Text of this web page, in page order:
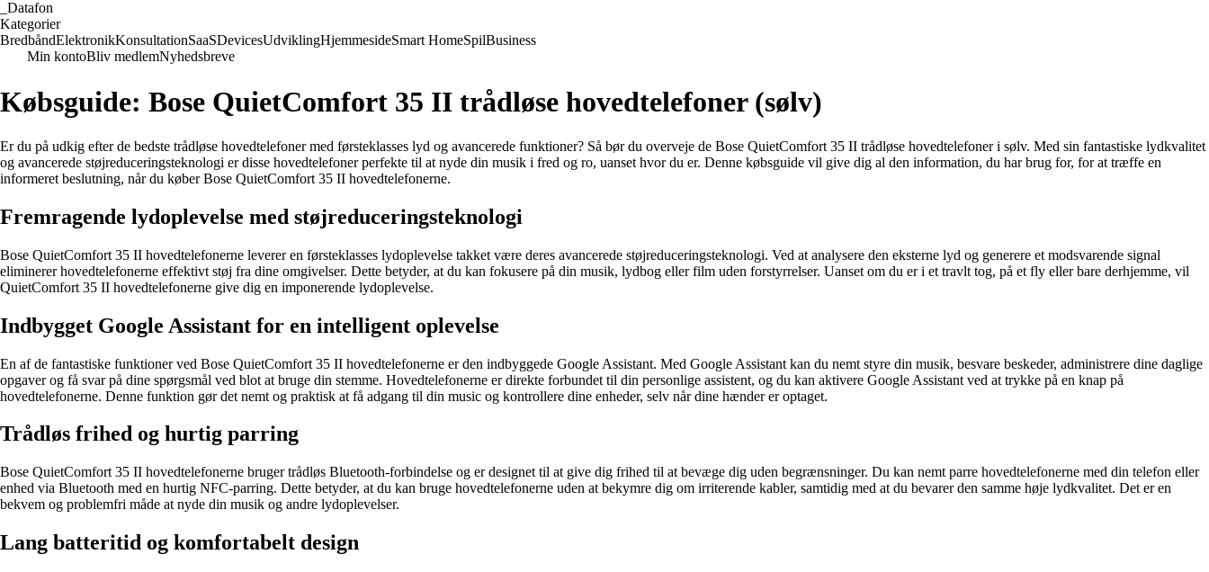
Datafon
Kategorier
BredbåndElektronikKonsultationSaaSDevicesUdviklingHjemmesideSmart HomeSpilBusiness
Min kontoBliv medlemNyhedsbreve
Købsguide: Bose QuietComfort 35 II trådløse hovedtelefoner (sølv)
Er du på udkig efter de bedste trådløse hovedtelefoner med førsteklasses lyd og avancerede funktioner? Så bør du overveje de Bose QuietComfort 35 II trådløse hovedtelefoner i sølv. Med sin fantastiske lydkvalitet
og avancerede støjreduceringsteknologi er disse hovedtelefoner perfekte til at nyde din musik i fred og ro, uanset hvor du er. Denne købsguide vil give dig al den information, du har brug for, for at træffe en
informeret beslutning, når du køber Bose QuietComfort 35 II hovedtelefonerne.
Fremragende lydoplevelse med støjreduceringsteknologi
Bose QuietComfort 35 II hovedtelefonerne leverer en førsteklasses lydoplevelse takket være deres avancerede støjreduceringsteknologi. Ved at analysere den eksterne lyd og generere et modsvarende signal
eliminerer hovedtelefonerne effektivt støj fra dine omgivelser. Dette betyder, at du kan fokusere på din musik, lydbog eller film uden forstyrrelser. Uanset om du er i et travlt tog, på et fly eller bare derhjemme, vil
QuietComfort 35 II hovedtelefonerne give dig en imponerende lydoplevelse.
Indbygget Google Assistant for en intelligent oplevelse
En af de fantastiske funktioner ved Bose QuietComfort 35 II hovedtelefonerne er den indbyggede Google Assistant. Med Google Assistant kan du nemt styre din musik, besvare beskeder, administrere dine daglige
opgaver og få svar på dine spørgsmål ved blot at bruge din stemme. Hovedtelefonerne er direkte forbundet til din personlige assistent, og du kan aktivere Google Assistant ved at trykke på en knap på
hovedtelefonerne. Denne funktion gør det nemt og praktisk at få adgang til din music og kontrollere dine enheder, selv når dine hænder er optaget.
Trådløs frihed og hurtig parring
Bose QuietComfort 35 II hovedtelefonerne bruger trådløs Bluetooth-forbindelse og er designet til at give dig frihed til at bevæge dig uden begrænsninger. Du kan nemt parre hovedtelefonerne med din telefon eller
enhed via Bluetooth med en hurtig NFC-parring. Dette betyder, at du kan bruge hovedtelefonerne uden at bekymre dig om irriterende kabler, samtidig med at du bevarer den samme høje lydkvalitet. Det er en
bekvem og problemfri måde at nyde din musik og andre lydoplevelser.
Lang batteritid og komfortabelt design